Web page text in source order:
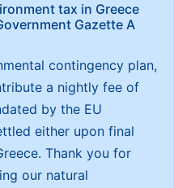
tax in Greece
Gazette Α
contingency plan,
a nightly fee of
by the EU
either upon final
Thank you for
our natural